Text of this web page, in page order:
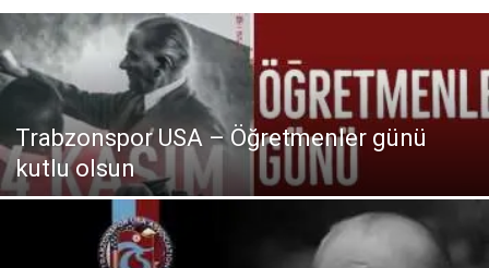
Trabzonspor USA – Öğretmenler günü
kutlu olsun